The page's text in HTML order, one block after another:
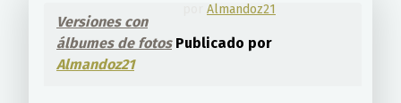
Almandoz21
Versiones con
álbumes de fotosPublicado por
Almandoz21